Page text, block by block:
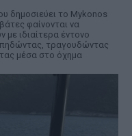
δημοσιεύει το Mykonos
φαίνονται να
με ιδιαίτερα έντονο
τραγουδώντας
μέσα στο όχημα